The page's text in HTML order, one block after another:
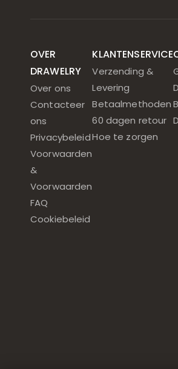
OVER
DRAWELRY
Over ons
Contacteer
ons
Privacybeleid
Voorwaarden
&
Voorwaarden
FAQ
Cookiebeleid
KLANTENSERVICE
Verzending &
Levering
Betaalmethoden
60 dagen retour
Hoe te zorgen